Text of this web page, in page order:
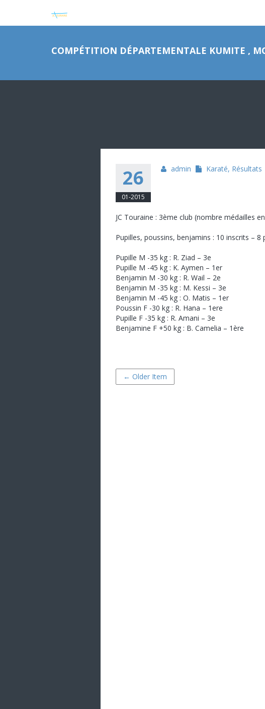
COMPÉTITION DÉPARTEMENTALE KUMITE ,
26
01-2015
admin Karaté, Résultats
JC Touraine : 3ème club (nombre médailles
Pupilles, poussins, benjamins : 10 inscrits – 8
Pupille M -35 kg : R. Ziad – 3e
Pupille M -45 kg : K. Aymen – 1er
Benjamin M -30 kg : R. Wail – 2e
Benjamin M -35 kg : M. Kessi – 3e
Benjamin M -45 kg : O. Matis – 1er
Poussin F -30 kg : R. Hana – 1ere
Pupille F -35 kg : R. Amani – 3e
Benjamine F +50 kg : B. Camelia – 1ère
← Older Item